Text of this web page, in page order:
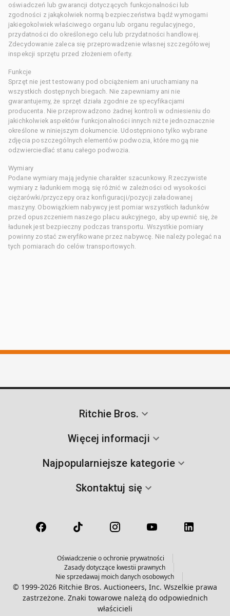
oświadczeń lub gwarancji dotyczących funkcjonalności lub
zgodności z jakąkolwiek normą bezpieczeństwa bądź wymogami
jakiegokolwiek właściwego organu lub organu regulacyjnego,
przydatności do określonego celu lub przydatności handlowej.
Zdecydowanie zaleca się przeprowadzenie własnej szczegółowej
inspekcji sprzętu przed złożeniem oferty.
Funkcje
Sprzęt nie jest testowany pod obciążeniem ani uruchamiany na
wszystkich dostępnych biegach. Nie zapewniamy ani nie
gwarantujemy, że sprzęt działa zgodnie ze specyfikacjami
producenta. Nie przeprowadzono żadnej kontroli w odniesieniu do
jakichkolwiek aspektów funkcjonalności innych niż te jednoznacznie
określone w niniejszym dokumencie. Udostępniono tylko wybrane
zdjęcia poszczególnych elementów podwozia, które mogą nie
odzwierciedlać stanu całego podwozia.
Wymiary
Podane wymiary mają jedynie charakter szacunkowy. Rzeczywiste
wymiary z ładunkiem mogą się różnić w zależności od wysokości
ciężarówki/przyczepy oraz konfiguracji/pozycji załadowanej
maszyny. Obowiązkiem nabywcy jest pomiar wszystkich ładunków
przed opuszczeniem naszego placu aukcyjnego, aby upewnić się, że
ładunek jest bezpieczny podczas transportu. Wszystkie pomiary
powinny zostać zweryfikowane przez nabywcę. Nie należy polegać na
tych pomiarach do celów transportowych.
Ritchie Bros.
Więcej informacji
Najpopularniejsze kategorie
Skontaktuj się
Oświadczenie o ochronie prywatności
Zasady dotyczące kwestii prawnych
Nie sprzedawaj moich danych osobowych
© 1999-2026 Ritchie Bros. Auctioneers, Inc. Wszelkie prawa
zastrzeżone. Znaki towarowe należą do odpowiednich
właścicieli